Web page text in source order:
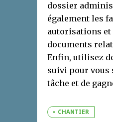
dossier
également les
autorisations et
documents
Enfin, utilisez
suivi pour
tâche et de
CHANTIER